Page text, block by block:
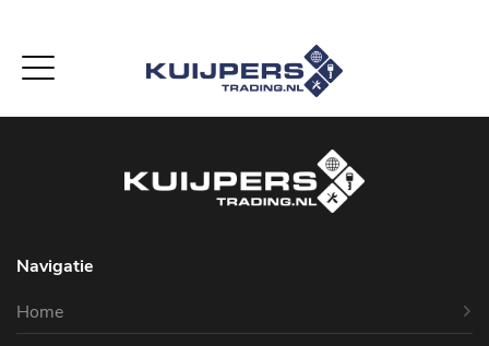
Navigatie
Home